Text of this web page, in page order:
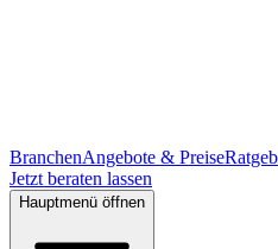
BranchenAngebote & Preise
Jetzt beraten lassen
Hauptmenü öffnen